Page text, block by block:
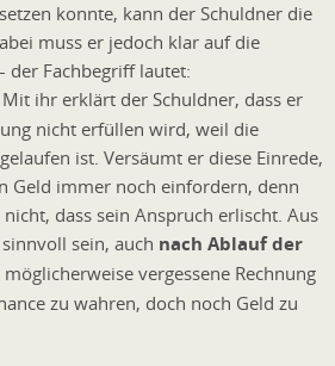
konnte, kann der Schuldner die
muss er jedoch klar auf die
der Fachbegriff lautet:
Mit ihr erklärt der Schuldner, dass er
nicht erfüllen wird, weil die
ist. Versäumt er diese Einrede,
Geld immer noch einfordern, denn
dass sein Anspruch erlischt. Aus
sein, auch nach Ablauf der
möglicherweise vergessene Rechnung
zu wahren, doch noch Geld zu